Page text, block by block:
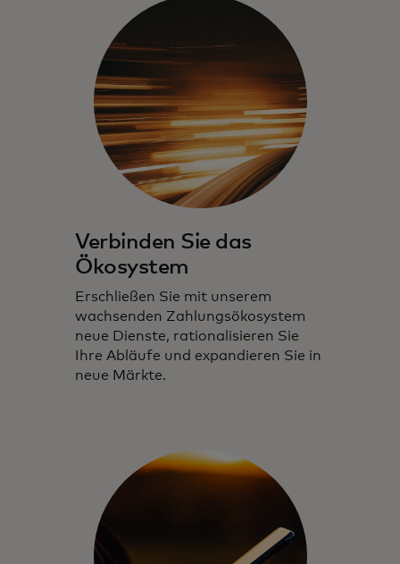
Verbinden Sie das
Ökosystem
Erschließen Sie mit unserem
wachsenden Zahlungsökosystem
neue Dienste, rationalisieren Sie
Ihre Abläufe und expandieren Sie in
neue Märkte.